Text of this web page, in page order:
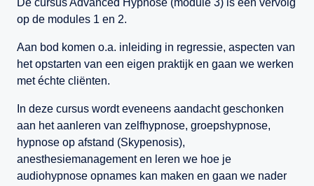
De cursus Advanced Hypnose (module 3) is een vervolg
op de modules 1 en 2.
Aan bod komen o.a. inleiding in regressie, aspecten van
het opstarten van een eigen praktijk en gaan we werken
met échte cliënten.
In deze cursus wordt eveneens aandacht geschonken
aan het aanleren van zelfhypnose, groepshypnose,
hypnose op afstand (Skypenosis),
anesthesiemanagement en leren we hoe je
audiohypnose opnames kan maken en gaan we nader